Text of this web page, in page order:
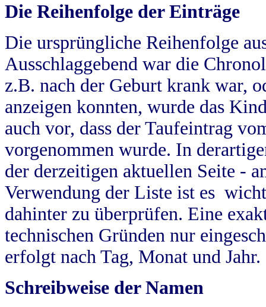
Die Reihenfolge der Einträge
Die ursprüngliche Reihenfolge
Ausschlaggebend war die
z.B. nach der Geburt krank war,
anzeigen konnten, wurde das
auch vor, dass der Taufeintrag
vorgenommen wurde. In
der derzeitigen aktuellen Seite -
Verwendung der Liste ist es
dahinter zu überprüfen. Eine
technischen Gründen nur
erfolgt nach Tag, Monat und Jahr.
Schreibweise der Namen